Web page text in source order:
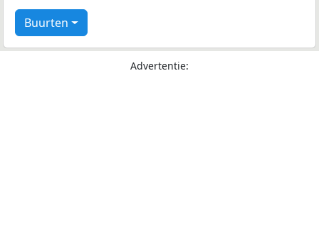
Buurten
Advertentie: